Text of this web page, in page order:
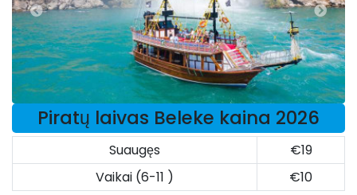
Piratų laivas Beleke kaina 2026
Suaugęs
€19
Vaikai (6-11 )
€10